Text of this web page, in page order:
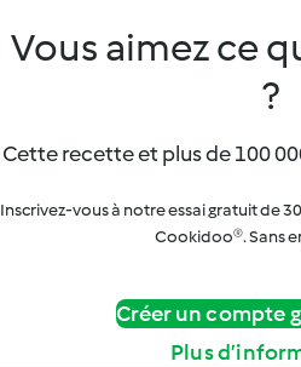
Vous aimez ce
?
Cette recette et plus de 100
Inscrivez-vous à notre essai gratuit de
Cookidoo®. Sans
Créer un compte
Plus